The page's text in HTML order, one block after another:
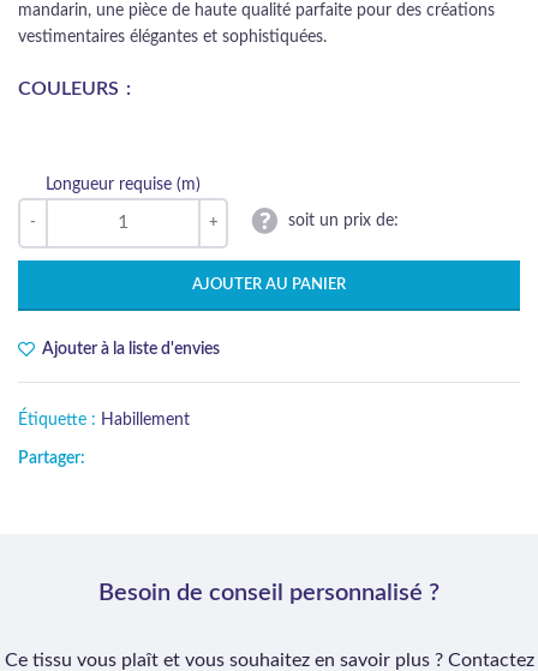
mandarin, une pièce de haute qualité parfaite pour des créations
vestimentaires élégantes et sophistiquées.
COULEURS
Longueur requise (m)
soit un prix de:
AJOUTER AU PANIER
Ajouter à la liste d'envies
Étiquette : Habillement
Partager:
Besoin de conseil personnalisé ?
Ce tissu vous plaît et vous souhaitez en savoir plus ? Contactez